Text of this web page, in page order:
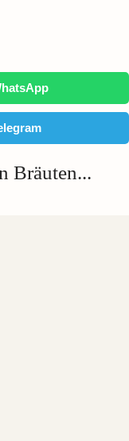
Bräuten...